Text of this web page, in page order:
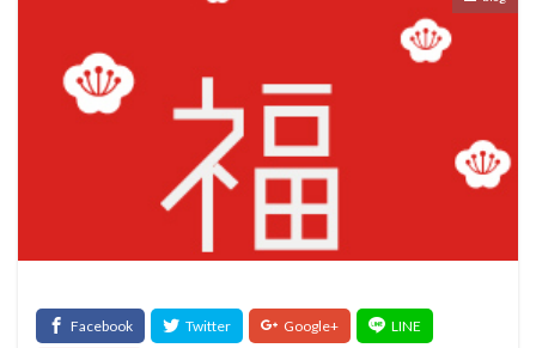
アニメ
アプリエカラー
オイルカラー
オラプレックス
コテ巻き
シャンプー
スロウカラー
ビューティーカレッジ
ヘアアレンジ
ルビオナカラー
使ってみた！
新商品
雑談
検索